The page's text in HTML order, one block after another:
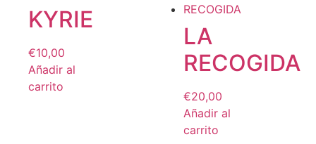
KYRIE
€10,00
Añadir al
carrito
LA
RECOGIDA
€20,00
Añadir al
carrito